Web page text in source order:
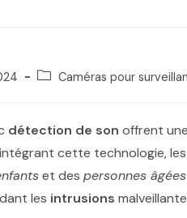
Caméras pour
détection de son offrent
cette technologie,
et des personnes âgées
les intrusions